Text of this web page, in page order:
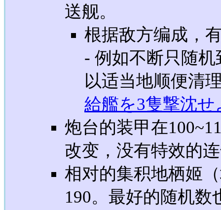
送舰。
根据敌方编成，
- 例如不断只随
以适当地顺便清
給艦を3隻撃沈せ
炮台的装甲在
改变，没有特效的
相对的集积地栖姬
190。最好的随机数